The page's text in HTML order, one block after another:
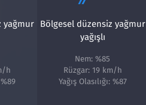
yağmur
h
%89
Bölgesel düzensiz yağmur
yağışlı
Nem: %85
Rüzgar: 19 km/h
Yağış Olasılığı: %87